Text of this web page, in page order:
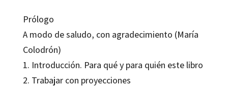
Prólogo
A modo de saludo, con agradecimiento (María
Colodrón)
1. Introducción. Para qué y para quién este libro
2. Trabajar con proyecciones